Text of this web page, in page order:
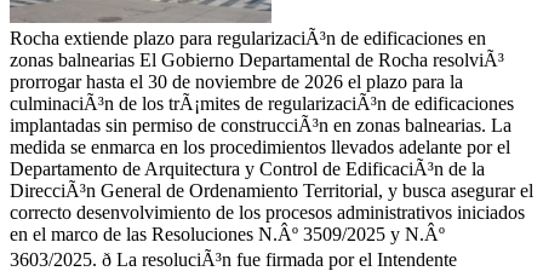
Rocha extiende plazo para regularizaciÃ³n de edificaciones en
zonas balnearias El Gobierno Departamental de Rocha resolviÃ³
prorrogar hasta el 30 de noviembre de 2026 el plazo para la
culminaciÃ³n de los trÃ¡mites de regularizaciÃ³n de edificaciones
implantadas sin permiso de construcciÃ³n en zonas balnearias. La
medida se enmarca en los procedimientos llevados adelante por el
Departamento de Arquitectura y Control de EdificaciÃ³n de la
DirecciÃ³n General de Ordenamiento Territorial, y busca asegurar el
correcto desenvolvimiento de los procesos administrativos iniciados
en el marco de las Resoluciones N.Âº 3509/2025 y N.Âº
3603/2025. ð La resoluciÃ³n fue firmada por el Intendente